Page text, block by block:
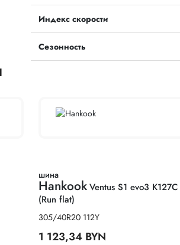
Индекс скорости
Сезонность
шина
HankookVentus S1 evo3 K127C
(Run flat)
305/40R20 112Y
1 123,34 BYN